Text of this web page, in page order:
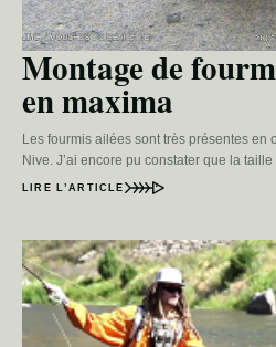
Montage de
en maxima
Les fourmis ailées sont très présentes en
Nive. J’ai encore pu constater que la
LIRE L’ARTICLE